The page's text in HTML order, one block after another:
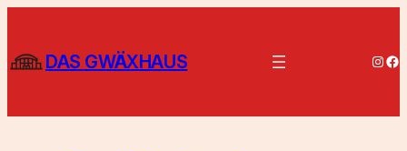
springenDAS GWÄXHAUS